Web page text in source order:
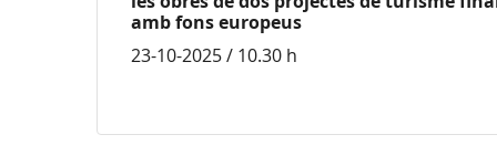
amb fons europeus
23-10-2025 / 10.30 h